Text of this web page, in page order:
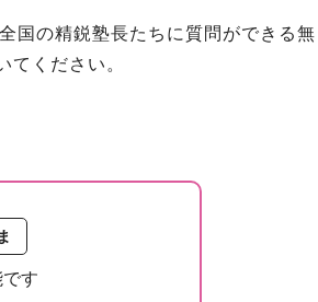
国の精鋭塾長たちに質問ができる無
ください。
す